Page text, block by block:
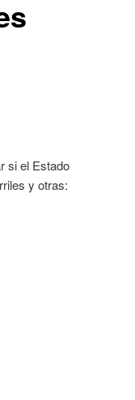
si el Estado
y otras: